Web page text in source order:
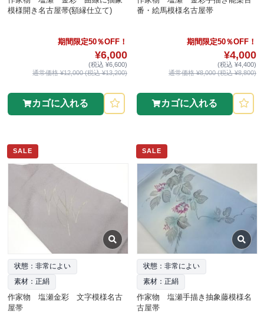
模様開き名古屋帯(額縁仕立て)
期間限定50％OFF！
¥6,000
(税込 ¥6,600)
通常価格 ¥12,000 (税込 ¥13,200)
カゴに入れる
番・絵馬模様名古屋帯
期間限定50％OFF！
¥4,000
(税込 ¥4,400)
通常価格 ¥8,000 (税込 ¥8,800)
カゴに入れる
SALE
状態：非常によい
素材：正絹
作家物 塩瀬金彩 文字模様名古
屋帯
SALE
状態：非常によい
素材：正絹
作家物 塩瀬手描き抽象藤模様名
古屋帯